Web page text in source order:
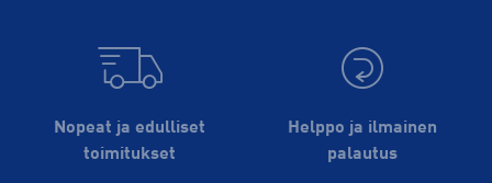
Nopeat ja edulliset
toimitukset
Helppo ja ilmainen
palautus